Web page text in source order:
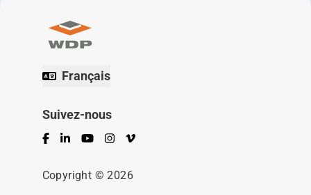
Français
Suivez-nous
Facebook
LinkedInYouTubeInstagram
Vimeo
Copyright © 2026